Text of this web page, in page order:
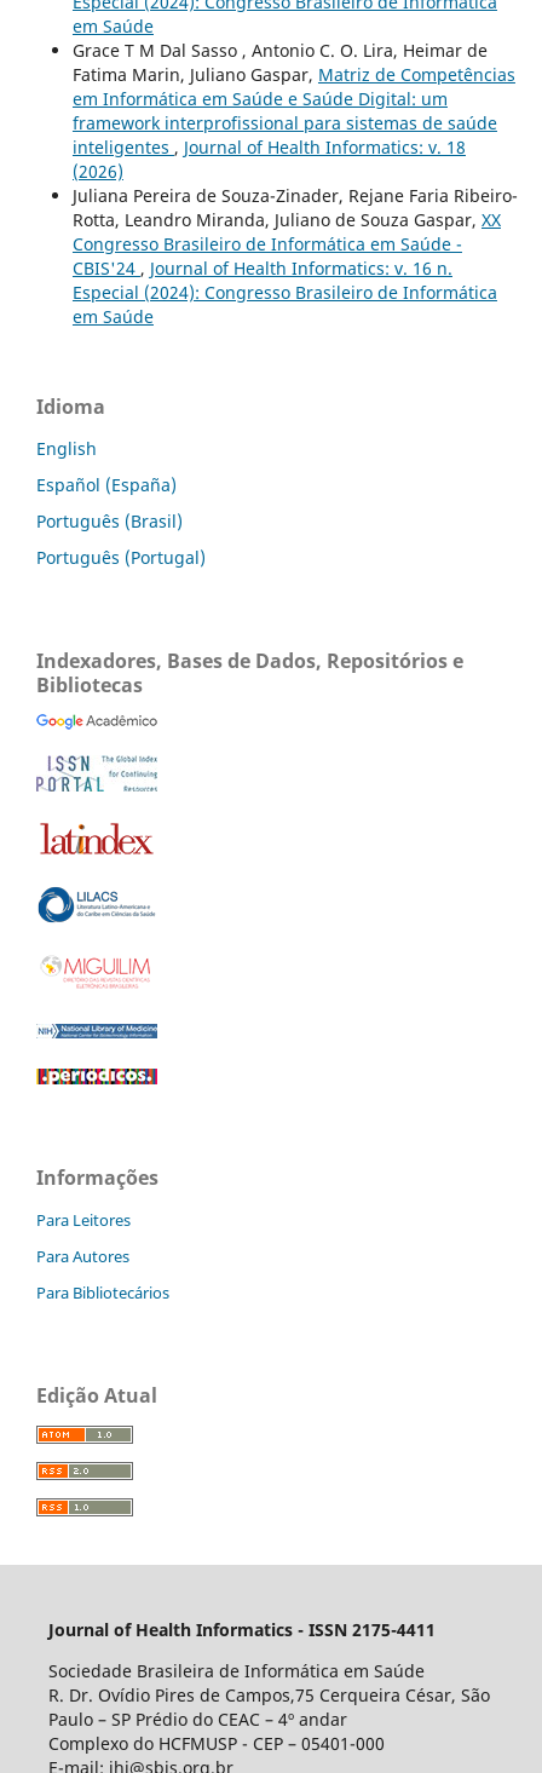
em Saúde
Grace T M Dal Sasso , Antonio C. O. Lira, Heimar de
Fatima Marin, Juliano Gaspar, Matriz de Competências
em Informática em Saúde e Saúde Digital: um
framework interprofissional para sistemas de saúde
inteligentes , Journal of Health Informatics: v. 18
(2026)
Juliana Pereira de Souza-Zinader, Rejane Faria Ribeiro-
Rotta, Leandro Miranda, Juliano de Souza Gaspar, XX
Congresso Brasileiro de Informática em Saúde -
CBIS'24 , Journal of Health Informatics: v. 16 n.
Especial (2024): Congresso Brasileiro de Informática
em Saúde
Idioma
English
Español (España)
Português (Brasil)
Português (Portugal)
Indexadores, Bases de Dados, Repositórios e
Bibliotecas
Informações
Para Leitores
Para Autores
Para Bibliotecários
Edição Atual
Journal of Health Informatics - ISSN 2175-4411
Sociedade Brasileira de Informática em Saúde
R. Dr. Ovídio Pires de Campos,75 Cerqueira César, São
Paulo – SP Prédio do CEAC – 4º andar
Complexo do HCFMUSP - CEP – 05401-000
E-mail: jhi@sbis.org.br